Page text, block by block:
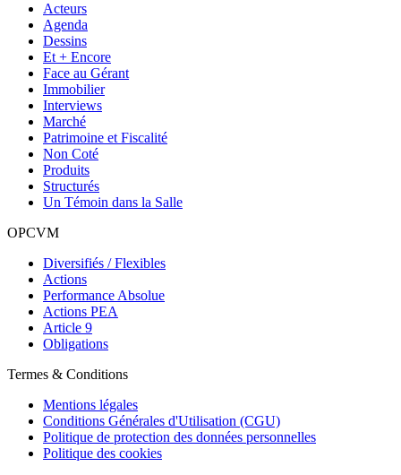
Acteurs
Agenda
Dessins
Et + Encore
Face au Gérant
Immobilier
Interviews
Marché
Patrimoine et Fiscalité
Non Coté
Produits
Structurés
Un Témoin dans la Salle
OPCVM
Diversifiés / Flexibles
Actions
Performance Absolue
Actions PEA
Article 9
Obligations
Termes & Conditions
Mentions légales
Conditions Générales d'Utilisation (CGU)
Politique de protection des données personnelles
Politique des cookies